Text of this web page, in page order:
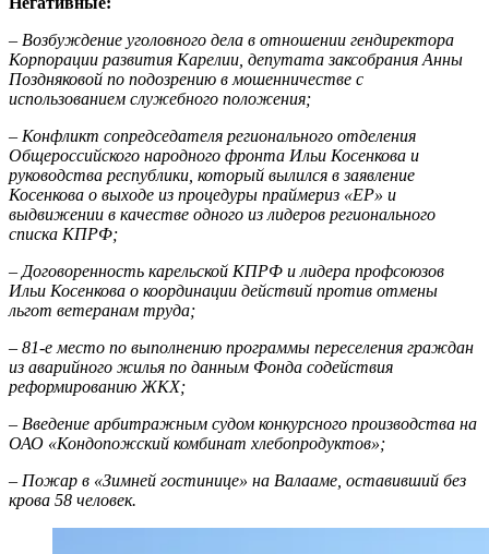
– Возбуждение уголовного дела в отношении гендиректора
Корпорации развития Карелии, депутата заксобрания Анны
Поздняковой по подозрению в мошенничестве с
использованием служебного положения;
– Конфликт сопредседателя регионального отделения
Общероссийского народного фронта Ильи Косенкова и
руководства республики, который вылился в заявление
Косенкова о выходе из процедуры праймериз «ЕР» и
выдвижении в качестве одного из лидеров регионального
списка КПРФ;
– Договоренность карельской КПРФ и лидера профсоюзов
Ильи Косенкова о координации действий против отмены
льгот ветеранам труда;
– 81-е место по выполнению программы переселения граждан
из аварийного жилья по данным Фонда содействия
реформированию ЖКХ;
– Введение арбитражным судом конкурсного производства на
ОАО «Кондопожский комбинат хлебопродуктов»;
– Пожар в «Зимней гостинице» на Валааме, оставивший без
крова 58 человек.